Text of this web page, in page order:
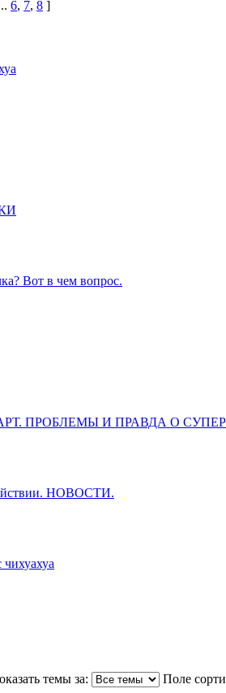
6, 7, 8 ]
Вот в чем вопрос.
ПРОБЛЕМЫ И ПРАВДА О
НОВОСТИ.
темы за:
Поле